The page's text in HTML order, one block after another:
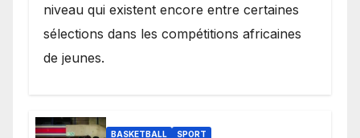
niveau qui existent encore entre certaines
sélections dans les compétitions africaines
de jeunes.
BASKETBALL SPORT